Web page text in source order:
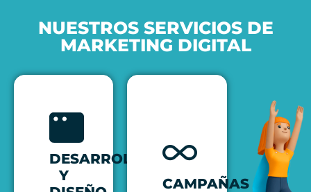
NUESTROS SERVICIOS DE
MARKETING DIGITAL
DESARROLLO
Y
CAMPAÑAS